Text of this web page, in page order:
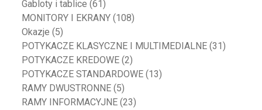
Gabloty i tablice (61)
MONITORY I EKRANY (108)
Okazje (5)
POTYKACZE KLASYCZNE I MULTIMEDIALNE (31)
POTYKACZE KREDOWE (2)
POTYKACZE STANDARDOWE (13)
RAMY DWUSTRONNE (5)
RAMY INFORMACYJNE (23)